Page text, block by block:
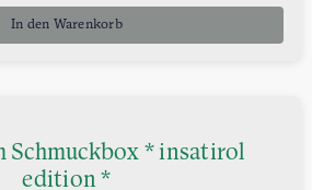
In den Warenkorb
Schmuckbox * insatirol
edition *